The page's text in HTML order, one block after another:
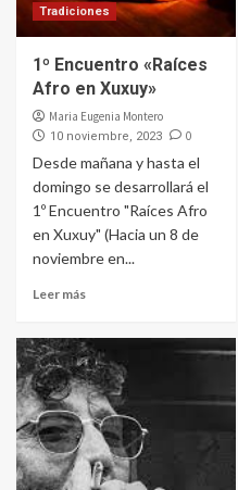
Tradiciones
1º Encuentro «Raíces
Afro en Xuxuy»
Maria Eugenia Montero
10 noviembre, 2023 0
Desde mañana y hasta el
domingo se desarrollará el
1º Encuentro "Raíces Afro
en Xuxuy" (Hacia un 8 de
noviembre en...
Leer más